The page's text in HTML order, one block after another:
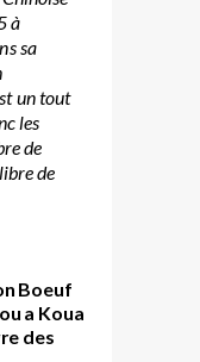
à
sa
un tout
les
de
de
Boeuf
a Koua
des